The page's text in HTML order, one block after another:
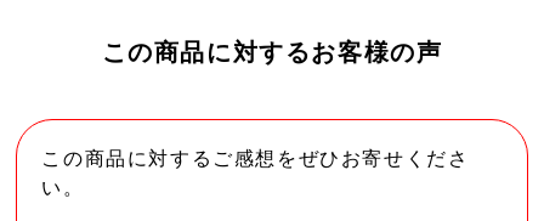
この商品に対するお客様の声
この商品に対するご感想をぜひお寄せくださ
い。